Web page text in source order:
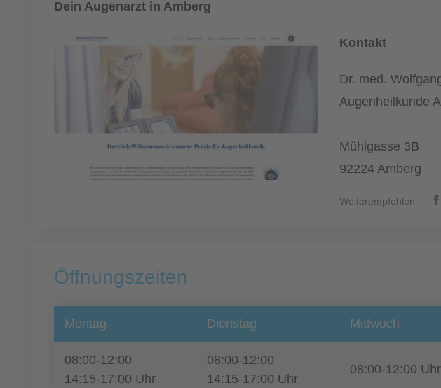
Dein Augenarzt in Amberg
Kontakt
Dr. med.
Augenheilkunde
Mühlgasse 3B
92224 Amberg
Weiterempfehlen:
Öffnungszeiten
Montag Dienstag Mittwoch
08:00-12:00
14:15-17:00 Uhr
08:00-12:00
14:15-17:00 Uhr
08:00-12:00 Uhr